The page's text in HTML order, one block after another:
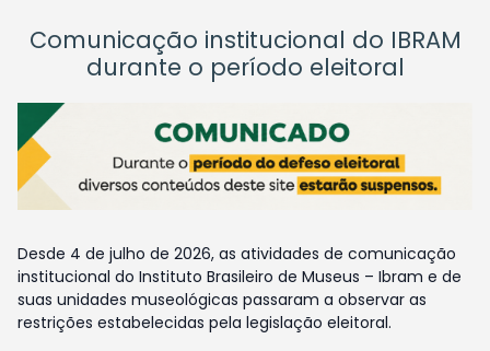
Comunicação institucional do IBRAM
durante o período eleitoral
Desde 4 de julho de 2026, as atividades de comunicação
institucional do Instituto Brasileiro de Museus – Ibram e de
suas unidades museológicas passaram a observar as
restrições estabelecidas pela legislação eleitoral.